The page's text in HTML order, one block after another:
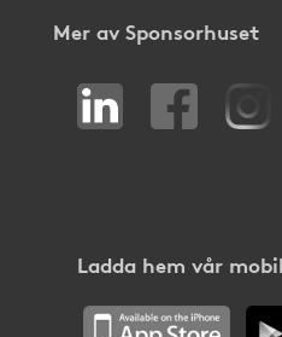
Mer av Sponsorhuset
Ladda hem vår